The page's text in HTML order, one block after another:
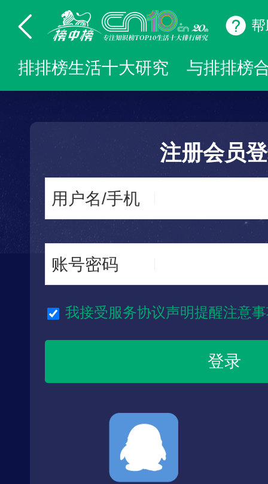
排排榜生活十大研究 与排排榜
注册会员
用户名/手机
账号密码
我接受服务协议声明提醒注意